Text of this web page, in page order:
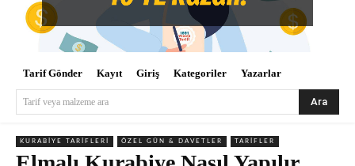
Tarif Gönder Kayıt Giriş Kategoriler Yazarlar
Tarif veya malzeme ara Ara
KURABIYE TARIFLERI ÖZEL GÜN & DAVETLER TARIFLER